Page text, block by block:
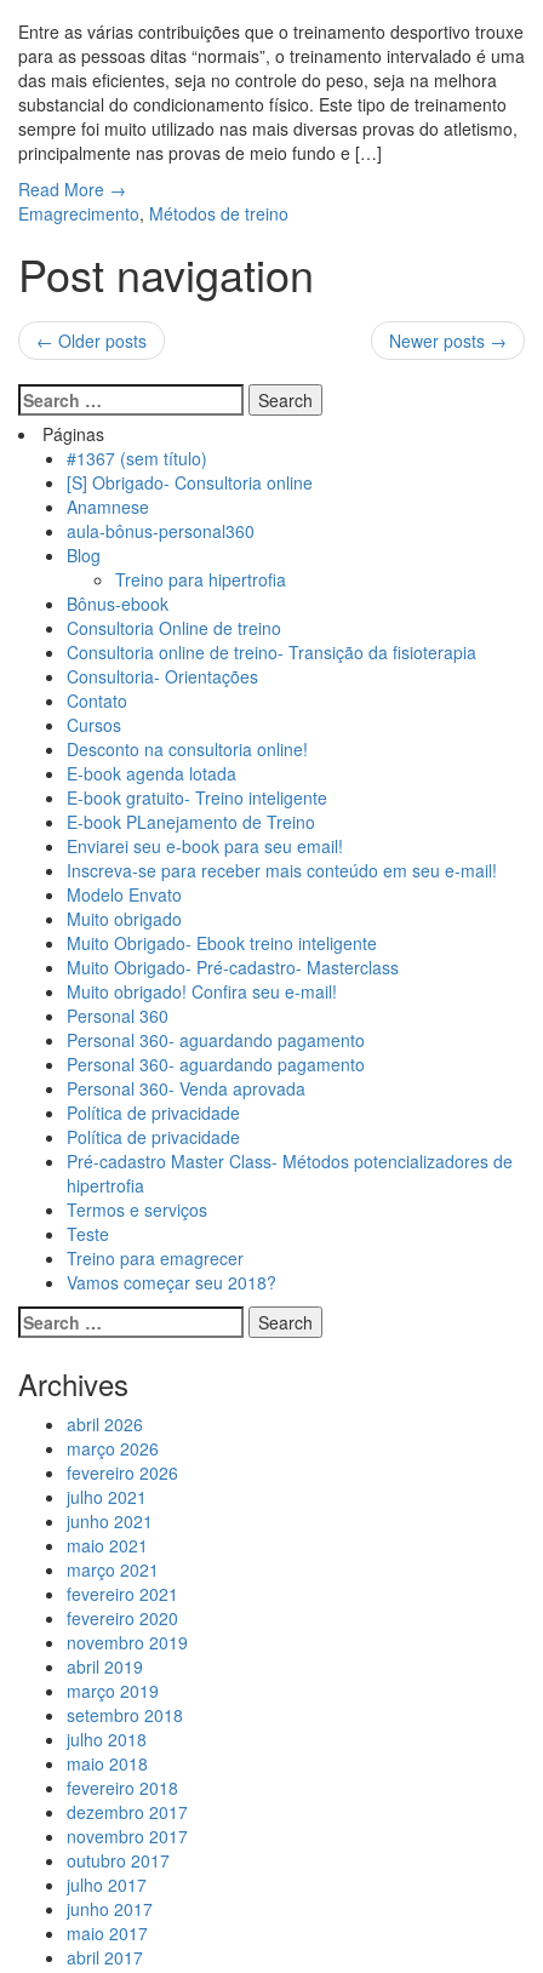
Entre as várias contribuições que o treinamento desportivo trouxe
para as pessoas ditas “normais”, o treinamento intervalado é uma
das mais eficientes, seja no controle do peso, seja na melhora
substancial do condicionamento físico. Este tipo de treinamento
sempre foi muito utilizado nas mais diversas provas do atletismo,
principalmente nas provas de meio fundo e […]
Read More →
Emagrecimento, Métodos de treino
Post navigation
← Older posts Newer posts →
Páginas
#1367 (sem título)
[S] Obrigado- Consultoria online
Anamnese
aula-bônus-personal360
Blog
Treino para hipertrofia
Bônus-ebook
Consultoria Online de treino
Consultoria online de treino- Transição da fisioterapia
Consultoria- Orientações
Contato
Cursos
Desconto na consultoria online!
E-book agenda lotada
E-book gratuito- Treino inteligente
E-book PLanejamento de Treino
Enviarei seu e-book para seu email!
Inscreva-se para receber mais conteúdo em seu e-mail!
Modelo Envato
Muito obrigado
Muito Obrigado- Ebook treino inteligente
Muito Obrigado- Pré-cadastro- Masterclass
Muito obrigado! Confira seu e-mail!
Personal 360
Personal 360- aguardando pagamento
Personal 360- aguardando pagamento
Personal 360- Venda aprovada
Política de privacidade
Política de privacidade
Pré-cadastro Master Class- Métodos potencializadores de
hipertrofia
Termos e serviços
Teste
Treino para emagrecer
Vamos começar seu 2018?
Archives
abril 2026
março 2026
fevereiro 2026
julho 2021
junho 2021
maio 2021
março 2021
fevereiro 2021
fevereiro 2020
novembro 2019
abril 2019
março 2019
setembro 2018
julho 2018
maio 2018
fevereiro 2018
dezembro 2017
novembro 2017
outubro 2017
julho 2017
junho 2017
maio 2017
abril 2017